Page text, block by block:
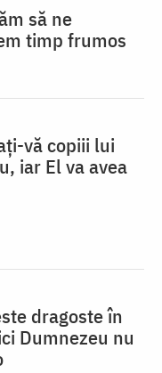
să ne
timp frumos
vă copiii lui
iar El va avea
dragoste în
Dumnezeu nu